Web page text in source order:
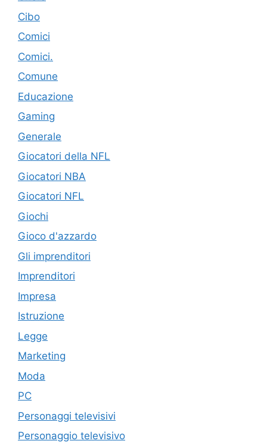
Cibo
Comici
Comici.
Comune
Educazione
Gaming
Generale
Giocatori della NFL
Giocatori NBA
Giocatori NFL
Giochi
Gioco d'azzardo
Gli imprenditori
Imprenditori
Impresa
Istruzione
Legge
Marketing
Moda
PC
Personaggi televisivi
Personaggio televisivo